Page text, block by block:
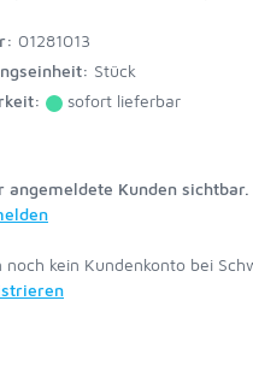
01281013
Stück
sofort lieferbar
angemeldete Kunden sichtbar.
noch kein Kundenkonto bei